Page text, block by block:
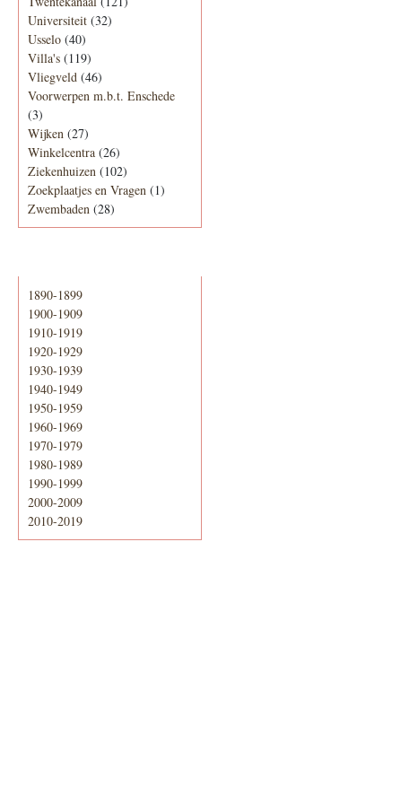
Universiteit (32)
Usselo (40)
Villa's (119)
Vliegveld (46)
Voorwerpen m.b.t. Enschede
(3)
Wijken (27)
Winkelcentra (26)
Ziekenhuizen (102)
Zoekplaatjes en Vragen (1)
Zwembaden (28)
1890-1899
1900-1909
1910-1919
1920-1929
1930-1939
1940-1949
1950-1959
1960-1969
1970-1979
1980-1989
1990-1999
2000-2009
2010-2019